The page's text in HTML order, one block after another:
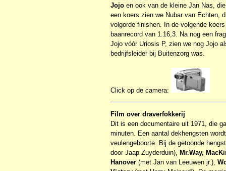
Jojo en ook van de kleine Jan Nas,
een koers zien we Nubar van Echten,
volgorde finishen. In de volgende
baanrecord van 1.16,3. Na nog een
Jojo vóór Uriosis P, zien we nog Jojo
bedrijfsleider bij Buitenzorg was.
Click op de camera:
Film over draverfokkerij
Dit is een documentaire uit 1971, die
minuten. Een aantal dekhengsten
veulengeboorte. Bij de getoonde
door Jaap Zuyderduin), Mr.Way,
Hanover (met Jan van Leeuwen jr.),